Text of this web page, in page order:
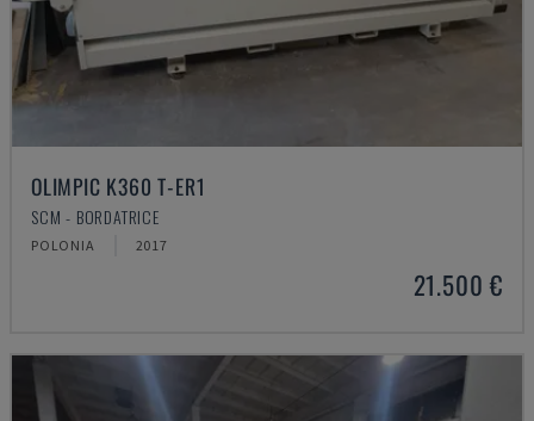
OLIMPIC K360 T-ER1
SCM - BORDATRICE
POLONIA 2017
21.500 €